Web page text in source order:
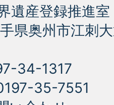
遺産登録推進室
県奥州市江刺
34-1317
35-7551